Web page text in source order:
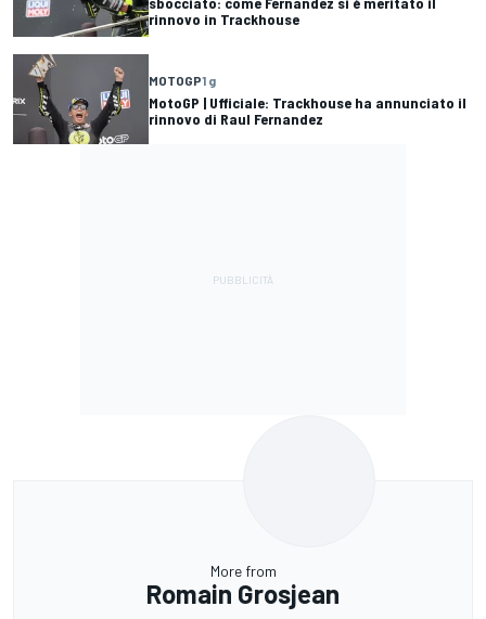
rinnovo in Trackhouse
MOTOGP1 g
MotoGP | Ufficiale: Trackhouse ha annunciato il
rinnovo di Raul Fernandez
More from
Romain Grosjean